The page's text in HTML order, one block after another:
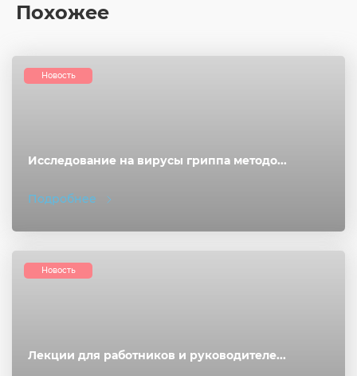
Похожее
Исследование на вирусы гриппа методо...
Подробнее
Новость
Лекции для работников и руководителе...
Новость